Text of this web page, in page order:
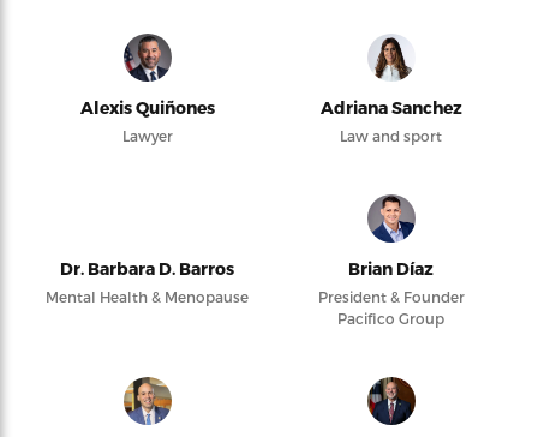
Alexis Quiñones
Lawyer
Adriana Sanchez
Law and sport
Dr. Barbara D. Barros
Mental Health & Menopause
Brian Díaz
President & Founder
Pacifico Group